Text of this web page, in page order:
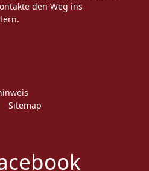
den Weg ins
Sitemap